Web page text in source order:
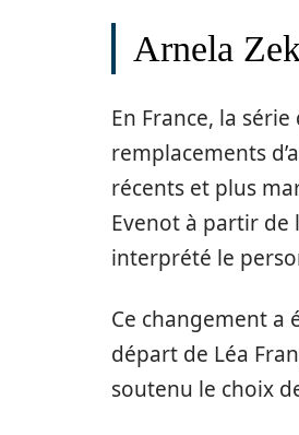
Arnela
En France, la
remplacements
récents et plus
Evenot à partir de
interprété le
Ce changement a
départ de Léa
soutenu le choix